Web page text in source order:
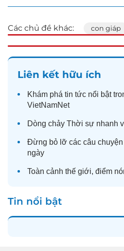
Các chủ đề khác: con giáp
Liên kết hữu ích
Khám phá tin tức nổi bật
VietNamNet
Dòng chảy Thời sự nhanh
Đừng bỏ lỡ các câu chuyện
ngày
Toàn cảnh thế giới, điểm
Tin nổi bật